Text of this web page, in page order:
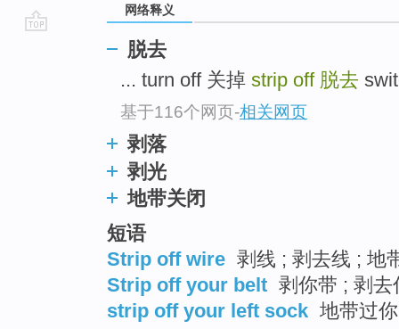
网络释义
脱去
... turn off 关掉 strip off 脱去
基于116个网页-相关网页
剥落
剥光
地带关闭
短语
Strip off wire 剥线 ; 剥去线 ; 地
Strip off your belt 剥你带 ; 剥去
strip off your left sock 地带过